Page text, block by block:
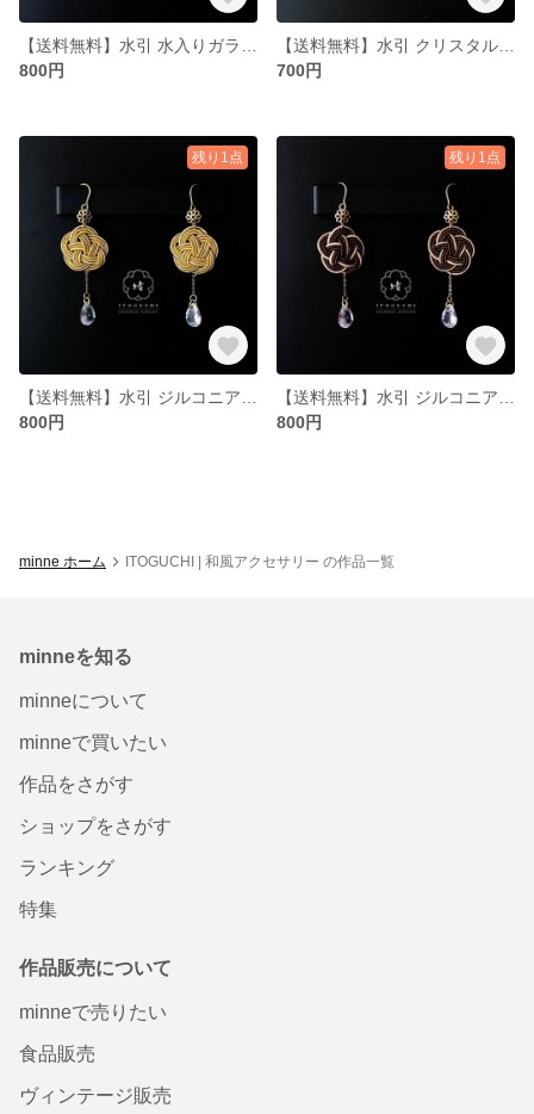
800円
700円
残り1点
800円
残り1点
800円
minne ホーム ITOGUCHI | 和風アクセサリー の作品一覧
minneを知る
minneについて
minneで買いたい
作品をさがす
ショップをさがす
ランキング
特集
作品販売について
minneで売りたい
食品販売
ヴィンテージ販売